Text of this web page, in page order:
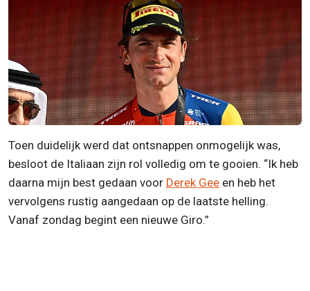
Toen duidelijk werd dat ontsnappen onmogelijk was,
besloot de Italiaan zijn rol volledig om te gooien. “Ik heb
daarna mijn best gedaan voor Derek Gee en heb het
vervolgens rustig aangedaan op de laatste helling.
Vanaf zondag begint een nieuwe Giro.”